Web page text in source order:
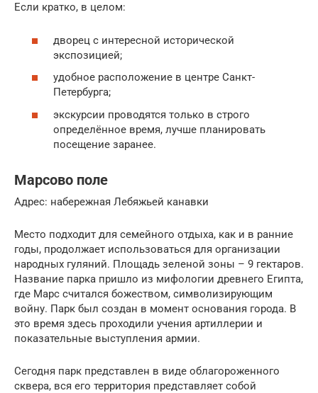
Если кратко, в целом:
дворец с интересной исторической
экспозицией;
удобное расположение в центре Санкт-
Петербурга;
экскурсии проводятся только в строго
определённое время, лучше планировать
посещение заранее.
Марсово поле
Адрес: набережная Лебяжьей канавки
Место подходит для семейного отдыха, как и в ранние
годы, продолжает использоваться для организации
народных гуляний. Площадь зеленой зоны – 9 гектаров.
Название парка пришло из мифологии древнего Египта,
где Марс считался божеством, символизирующим
войну. Парк был создан в момент основания города. В
это время здесь проходили учения артиллерии и
показательные выступления армии.
Сегодня парк представлен в виде облагороженного
сквера, вся его территория представляет собой